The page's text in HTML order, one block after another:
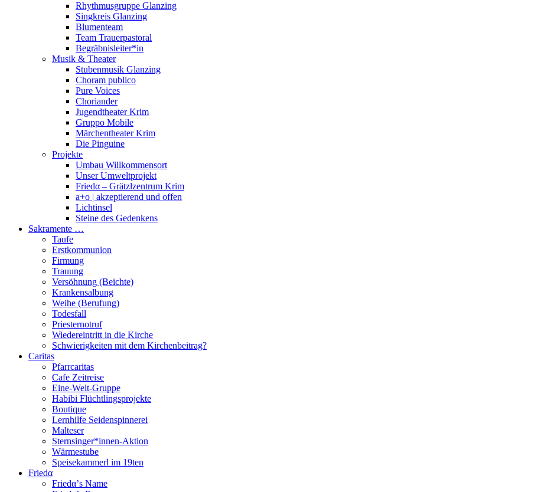
Rhythmusgruppe Glanzing
Singkreis Glanzing
Blumenteam
Team Trauerpastoral
Begräbnisleiter*in
Musik & Theater
Stubenmusik Glanzing
Choram publico
Pure Voices
Choriander
Jugendtheater Krim
Gruppo Mobile
Märchentheater Krim
Die Pinguine
Projekte
Umbau Willkommensort
Unser Umweltprojekt
Friedα – Grätzlzentrum Krim
a+o | akzeptierend und offen
Lichtinsel
Steine des Gedenkens
Sakramente …
Taufe
Erstkommunion
Firmung
Trauung
Versöhnung (Beichte)
Krankensalbung
Weihe (Berufung)
Todesfall
Priesternotruf
Wiedereintritt in die Kirche
Schwierigkeiten mit dem Kirchenbeitrag?
Caritas
Pfarrcaritas
Cafe Zeitreise
Eine-Welt-Gruppe
Habibi Flüchtlingsprojekte
Boutique
Lernhilfe Seidenspinnerei
Malteser
Sternsinger*innen-Aktion
Wärmestube
Speisekammerl im 19ten
Friedα
Friedα’s Name